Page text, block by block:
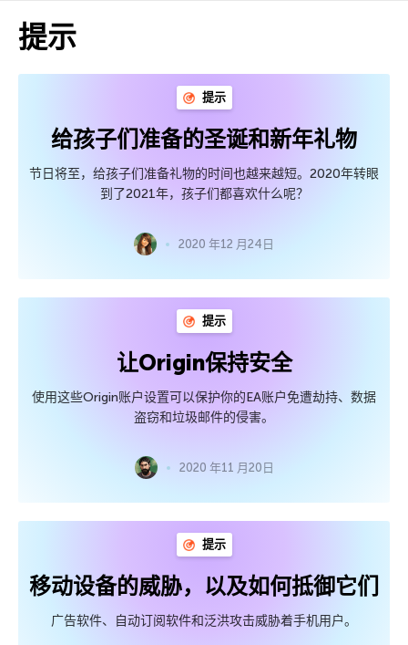
提示
提示
给孩子们准备的圣诞和新年礼物
节日将至，给孩子们准备礼物的时间也越来越短。2020年转眼
到了2021年，孩子们都喜欢什么呢？
2020 年12 月24日
提示
让Origin保持安全
使用这些Origin账户设置可以保护你的EA账户免遭劫持、数据
盗窃和垃圾邮件的侵害。
2020 年11 月20日
提示
移动设备的威胁，以及如何抵御它们
广告软件、自动订阅软件和泛洪攻击威胁着手机用户。